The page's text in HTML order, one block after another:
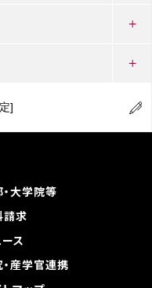
]
大学院等
請求
ス
産学官連携